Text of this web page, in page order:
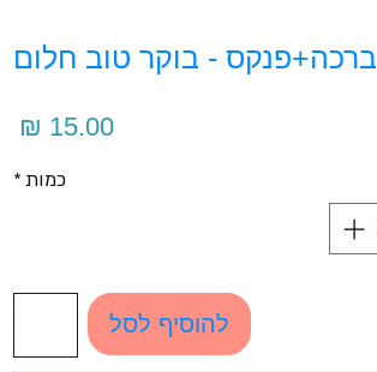
ברכה+פנקס - בוקר טוב חלום
כמות*
להוסיף לסל